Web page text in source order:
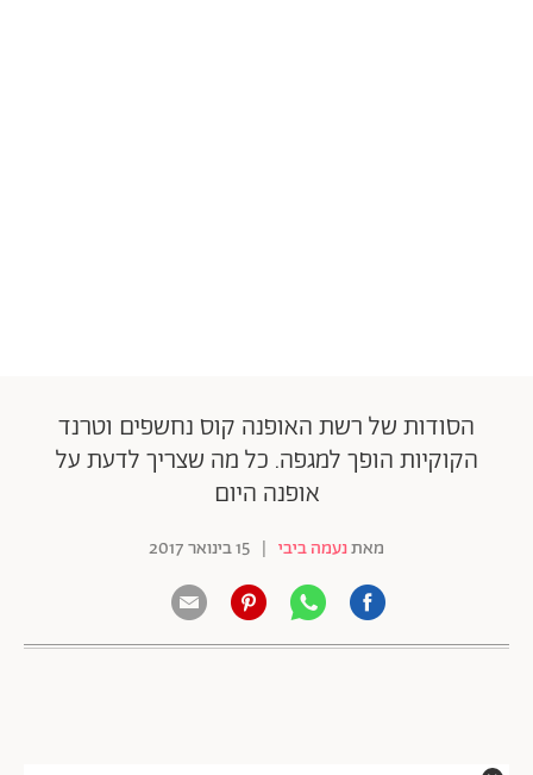
הסודות של רשת האופנה קוס נחשפים וטרנד
הקוקיות הופך למגפה. כל מה שצריך לדעת על
אופנה היום
מאתנעמה ביבי | 15 בינואר 2017